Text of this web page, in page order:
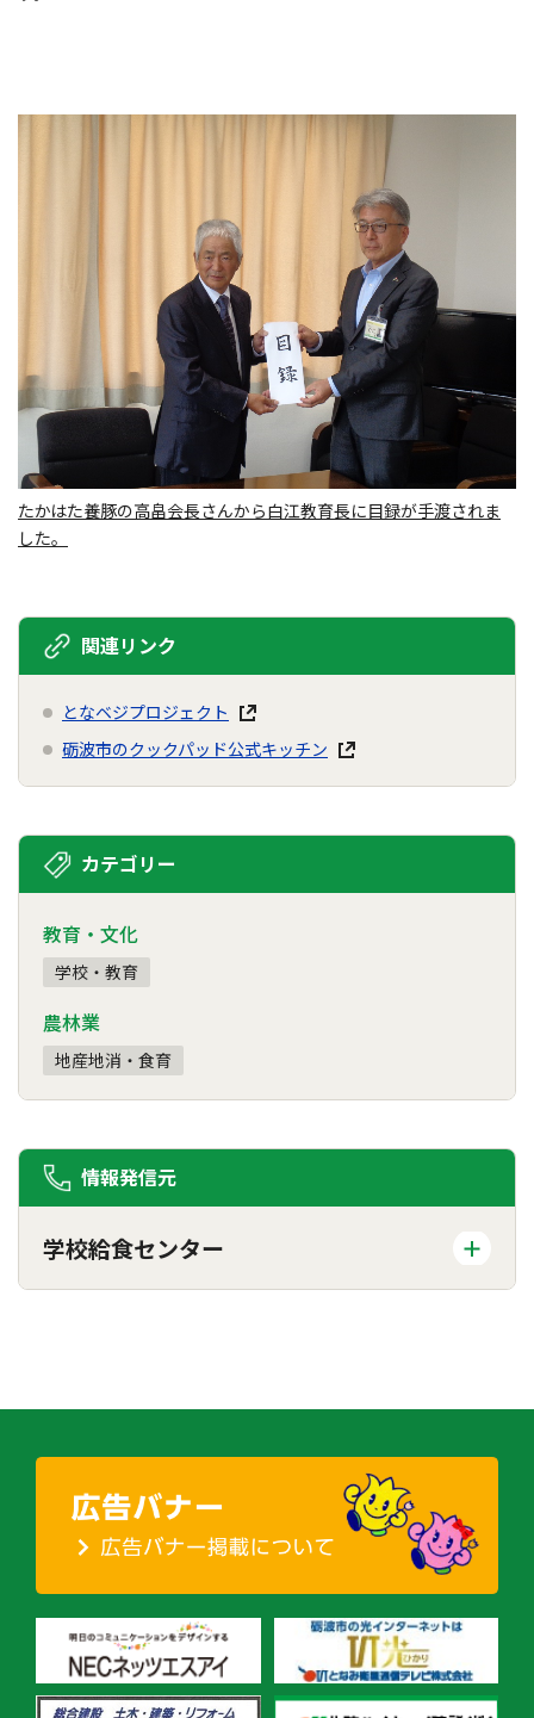
たかはた養豚の高畠会長さんから白江教育長に目録が手渡されま
した。
関連リンク
となベジプロジェクト
砺波市のクックパッド公式キッチン
カテゴリー
教育・文化
学校・教育
農林業
地産地消・食育
情報発信元
学校給食センター